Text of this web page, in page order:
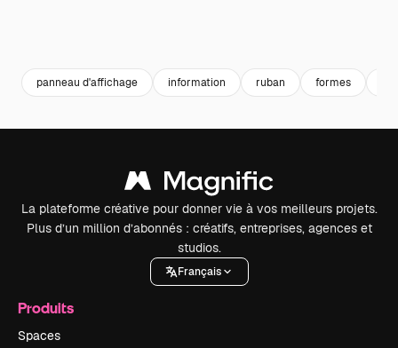
panneau d'affichage information ruban formes
La plateforme créative pour donner vie à vos meilleurs projets.
Plus d’un million d’abonnés : créatifs, entreprises, agences et
studios.
Français
Produits
Spaces